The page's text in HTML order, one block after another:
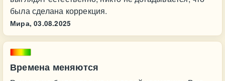
была сделана коррекция.
Мира, 03.08.2025
Времена меняются